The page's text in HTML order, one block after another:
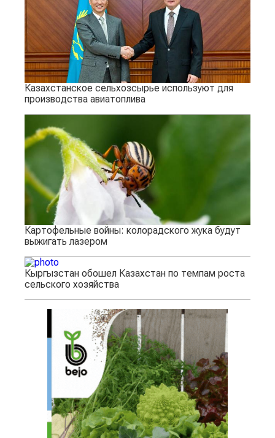
Казахстанское сельхозсырье используют для
производства авиатоплива
Картофельные войны: колорадского жука будут
выжигать лазером
Кыргызстан обошел Казахстан по темпам роста
сельского хозяйства